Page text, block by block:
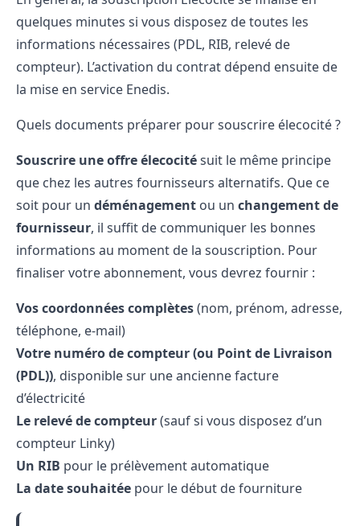
quelques minutes si vous disposez de toutes les
informations nécessaires (PDL, RIB, relevé de
compteur). L’activation du contrat dépend ensuite de
la mise en service Enedis.
Quels documents préparer pour souscrire élecocité ?
Souscrire une offre élecocitésuit le même principe
que chez les autres fournisseurs alternatifs. Que ce
soit pour un déménagement ou un changement de
fournisseur, il suffit de communiquer les bonnes
informations au moment de la souscription. Pour
finaliser votre abonnement, vous devrez fournir :
Vos coordonnées complètes(nom, prénom, adresse,
téléphone, e-mail)
Votre numéro de compteur (ou Point de Livraison
(PDL)), disponible sur une ancienne facture
d’électricité
Le relevé de compteur(sauf si vous disposez d’un
compteur Linky)
Un RIB pour le prélèvement automatique
La date souhaitée pour le début de fourniture